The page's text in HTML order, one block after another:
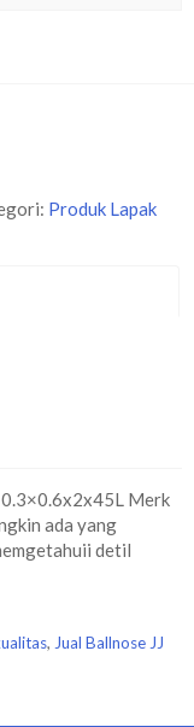
Produk Lapak
0.3×0.6x2x45L Merk
ada yang
detil
, Jual Ballnose JJ